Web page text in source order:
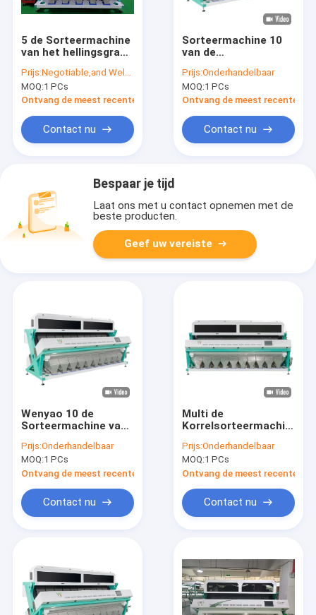
5 de Sorteermachine
van het hellingsgraan
die Spaander
verwerken
Prijs:Negotiable,and Welcome your Inquiry
MOQ:1 PCs
Ontvang de meest recente Prijs
Contact nu
Sorteermachine 10
van de
Hellingen Eenvoudige
Verrichting
Prijs:Onderhandelbaar
MOQ:1 PCs
Ontvang de meest recente
Contact nu
Bespaar je tijd
Laat ons met u contact opnemen met de
beste producten.
Geef uw vereiste
Wenyao 10 de
Sorteermachine van
met Hoge Productie
Prijs:Onderhandelbaar
MOQ:1 PCs
Ontvang de meest recente Prijs
Contact nu
Multi de
Korrelsorteermachine
Hellingen 640
Kanalen
Prijs:Onderhandelbaar
MOQ:1 PCs
Ontvang de meest recente
Contact nu